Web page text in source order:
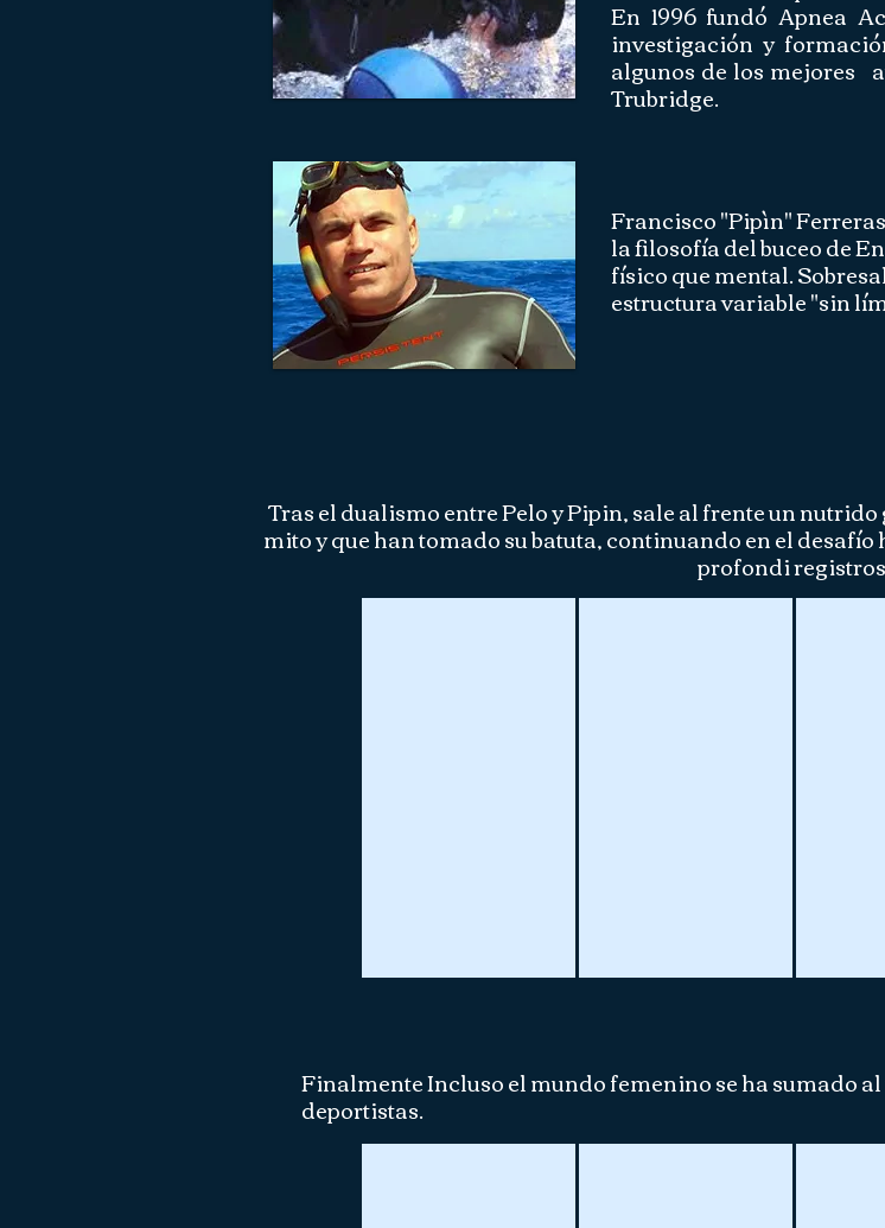
En 1996 fundó Apnea
investigación y
algunos de los mejores
Trubridge.
Francisco "Pipìn"
la filosofía del buceo de
físico que mental.
estructura variable "sin
Tras el dualismo entre Pelo y Pipin, sale al frente un
mito y que han tomado su batuta, continuando en el
profondi
Finalmente Incluso el mundo femenino se ha sumado
deportistas.​